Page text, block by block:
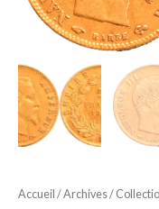
Accueil /Archives/